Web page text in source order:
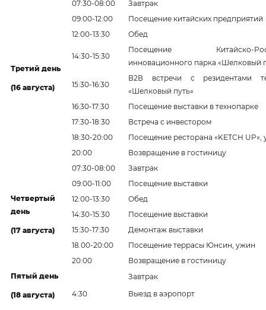
Третий день
(16 августа)
07:30-08:00
Завтрак
09:00-12:00
Посещение китайских предприятий
12:00-13:30
Обед
14:30-15:30
Посещение Китайско-
инновационного парка «Шелковый
15:30-16:30
В2В встречи с резидентами
«Шелковый путь»
16:30-17:30
Посещение выставки в технопарке
17:30-18:30
Встреча с инвестором
18:30-20:00
Посещение ресторана «KETCH UP»,
20:00
Возвращение в гостиницу
Четвертый
день
(17 августа)
07:30-08:00
Завтрак
09:00-11:00
Посещение выставки
12:00-13:30
Обед
14:30-15:30
Посещение выставки
15:30-17:30
Демонтаж выставки
18.00-20:00
Посещение террасы Юнсин, ужин
20:00
Возвращение в гостиницу
Пятый день
(18 августа)
Завтрак
4:30
Выезд в аэропорт